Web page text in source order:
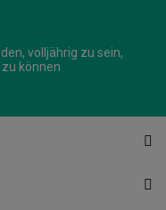
volljährig zu sein,
können